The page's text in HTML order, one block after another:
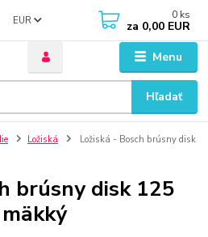
Menu
EUR
Hľadať
0 ks
za 0,00 EUR
Ložiská
Ložiská - Bosch brúsny disk
brúsny disk 125